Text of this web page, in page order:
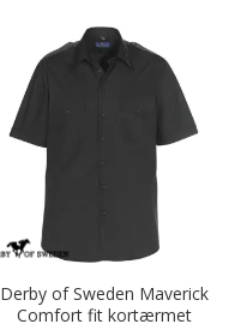
Derby of Sweden Maverick
Comfort fit kortærmet